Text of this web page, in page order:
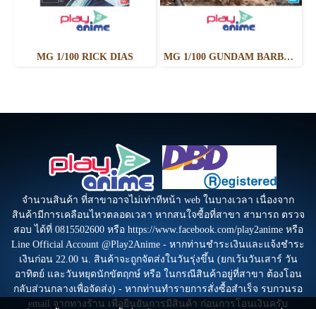
MG 1/100 RICK DIAS MG 1/100 GUNDAM BARBATOS LUPUS
จำนวนสินค้า ที่สาขาอาจไม่เท่าทีหน้า web ในบางเวลา เนื่องจาก
สินค้ามีการเคลือนไหวตลอดเวลา หากสนใจซื้อที่สาขา สามารถ ตรวจ
สอบ ได้ที่ 0815502600 หรือ https://www.facebook.com/play2anime หรือ
Line Official Account @Play2Anime - หากท่านชำระเงินและแจ้งชำระ
เงินก่อน 22.00 น. สินค้าจะถูกจัดส่งในวันรุ่งขึ้น (ยกเว้นวันเสาร์ วัน
อาทิตย์ และวันหยุดนักขัตฤกษ์ หรือ ในกรณีสินค้าอยู่ที่สาขา ต้องโอน
กลับส่วนกลางเพื่อจัดส่ง) - หากท่านทำรายการสั่งซื้อสำเร็จ รบกวนรอ
email จากทางร้าน เพื่อยืนยันการมีสินค้า ก่อนการโอนเงินครับ